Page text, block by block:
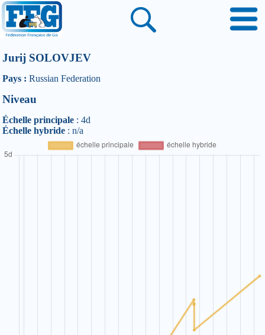
Jurij SOLOVJEV
Pays : Russian Federation
Niveau
Échelle principale : 4d
Échelle hybride : n/a